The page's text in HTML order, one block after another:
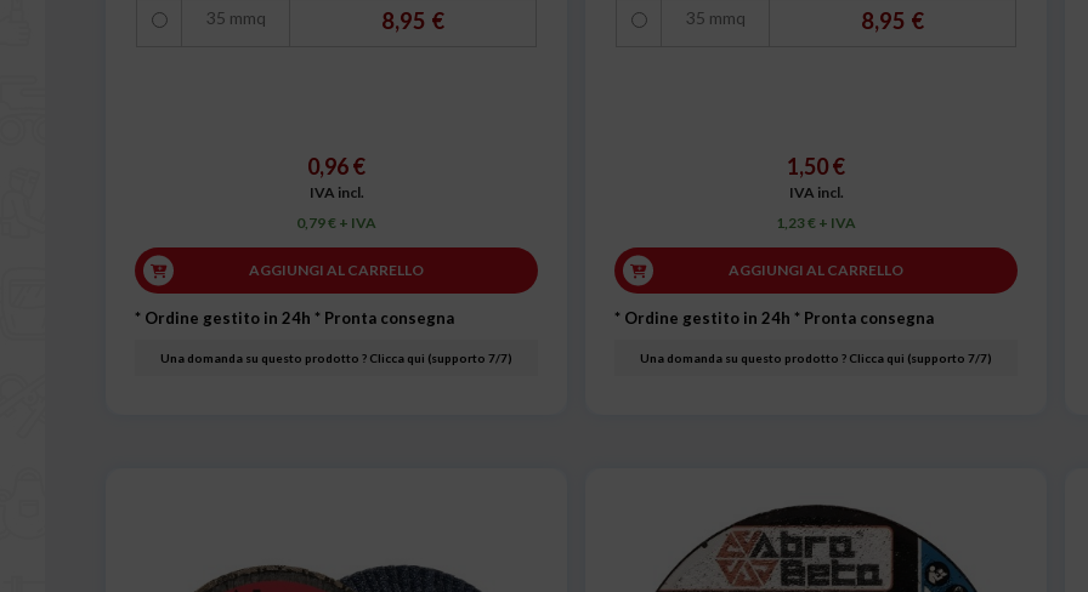
35 mmq 8,95 €
0,96 €
IVA incl.
0,79 € + IVA
AGGIUNGI AL CARRELLO
* Ordine gestito in 24h * Pronta consegna
Una domanda su questo prodotto ? Clicca qui (supporto 7/7)
35 mmq 8,95 €
1,50 €
IVA incl.
1,23 € + IVA
AGGIUNGI AL CARRELLO
* Ordine gestito in 24h * Pronta consegna
Una domanda su questo prodotto ? Clicca qui (supporto 7/7)